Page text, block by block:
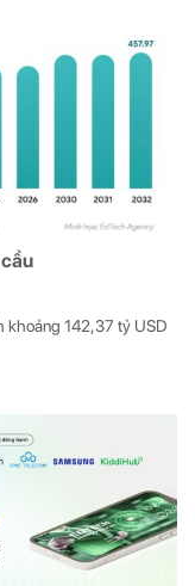
khoảng 142,37 tỷ USD